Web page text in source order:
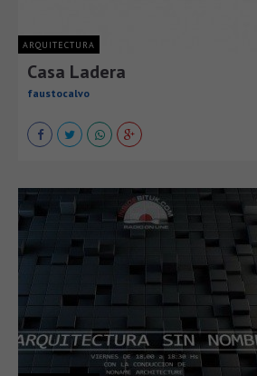
ARQUITECTURA
Casa Ladera
faustocalvo